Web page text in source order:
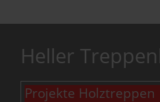
Heller
Projekte Holztreppen